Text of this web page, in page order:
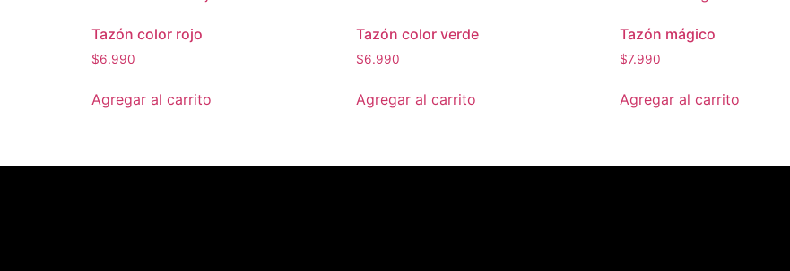
Tazón color rojo
$6.990
Agregar al carrito
Tazón color verde
$6.990
Agregar al carrito
Tazón mágico
$7.990
Agregar al carrito